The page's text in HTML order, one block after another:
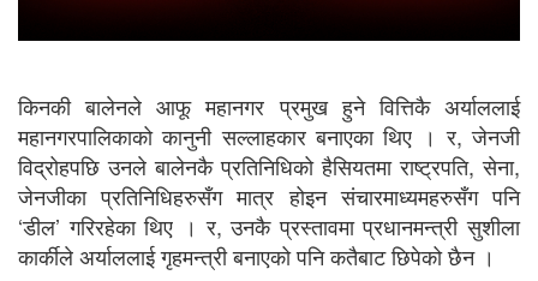
किनकी बालेनले आफू महानगर प्रमुख हुने वित्तिकै अर्याललाई
महानगरपालिकाको कानुनी सल्लाहकार बनाएका थिए । र, जेनजी
विद्रोहपछि उनले बालेनकै प्रतिनिधिको हैसियतमा राष्ट्रपति, सेना,
जेनजीका प्रतिनिधिहरुसँग मात्र होइन संचारमाध्यमहरुसँग पनि
‘डील’ गरिरहेका थिए । र, उनकै प्रस्तावमा प्रधानमन्त्री सुशीला
कार्कीले अर्याललाई गृहमन्त्री बनाएको पनि कतैबाट छिपेको छैन ।